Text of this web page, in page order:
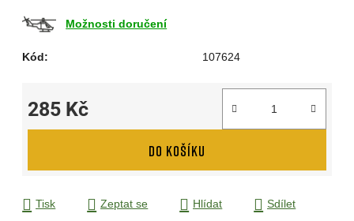
Možnosti doručení
Kód: 107624
285 Kč
Měrná cena:
DO KOŠÍKU
Tisk Zeptat se Hlídat Sdílet